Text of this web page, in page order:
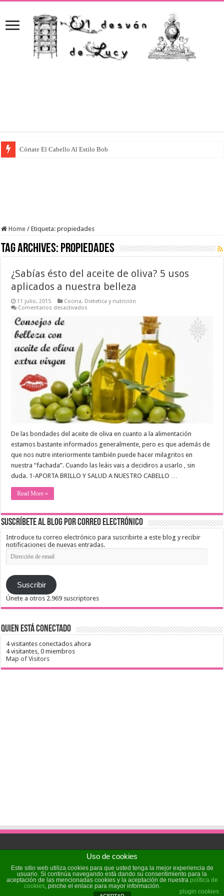
Córtate El Cabello Al Estilo Bob
Home / Etiqueta:propiedades
Tag Archives: propiedades
¿Sabías ésto del aceite de oliva? 5 usos
aplicados a nuestra belleza
11 julio, 2015 Cocina, Dietetica y nutrición
Comentarios desactivados
oliva?
usos
aplicados
a
nuestra
belleza
De las bondades del aceite de oliva en cuanto a la alimentación
estamos bastante informados generalmente, pero es que además de
que nos nutre interiormente también puede hacer milagritos en
nuestra “fachada”. Cuando las leáis vais a decidiros a usarlo , sin
duda. 1-APORTA BRILLO Y SALUD A NUESTRO CABELLO …
Read More »
Suscríbete al blog por correo electrónico
Introduce tu correo electrónico para suscribirte a este blog y recibir
notificaciones de nuevas entradas.
Dirección
de
Suscribir
Únete a otros 2.969 suscriptores
Quien está conectado
4 visitantes conectados ahora
4 visitantes, 0 miembros
Map of Visitors
Powered bySochicat| Designed bySochicat
© Copyright 2026, All Rights Reserved
Uso de cookies
Este sitio web utiliza cookies para que usted tenga la mejor experiencia de
usuario. Si continúa navegando está dando su consentimiento para la
aceptación de las mencionadas cookies y la aceptación de nuestra política de
cookies, pinche el enlace para mayor información.
plugin cookies